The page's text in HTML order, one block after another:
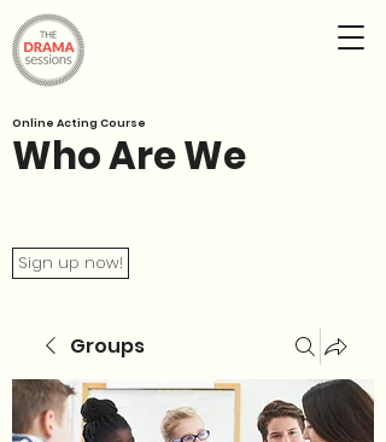
Who Are We
Online Acting Course
Sign up now!
Groups